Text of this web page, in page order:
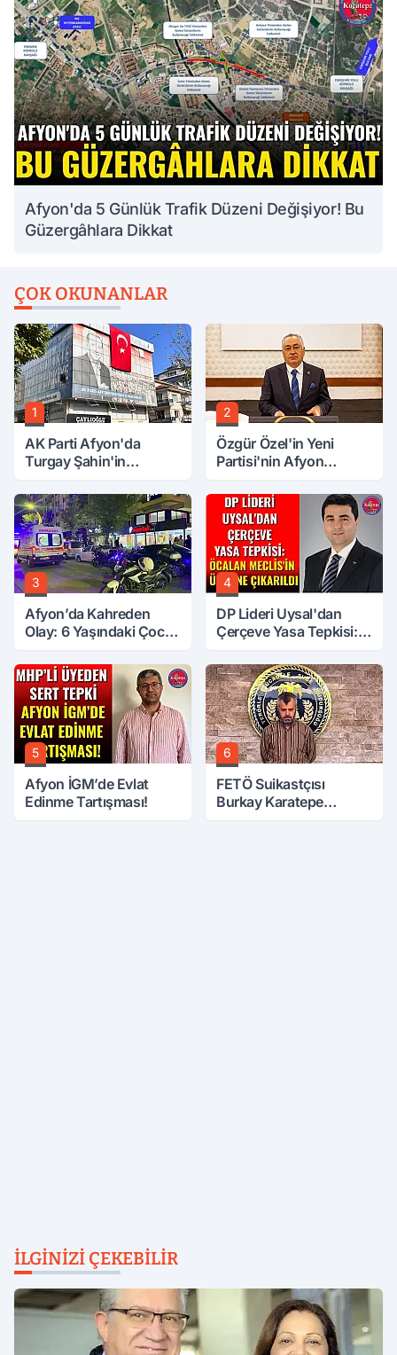
Afyon'da 5 Günlük Trafik Düzeni Değişiyor! Bu
Güzergâhlara Dikkat
ÇOK OKUNANLAR
1
AK Parti Afyon'da
Turgay Şahin'in
2
Özgür Özel'in Yeni
Partisi'nin Afyon
3
Afyon’da Kahreden
Olay: 6 Yaşındaki Çocuk
4
DP Lideri Uysal'dan
Çerçeve Yasa Tepkisi:
Üzerine Çıkarıldı
5
Afyon İGM’de Evlat
Edinme Tartışması!
6
FETÖ Suikastçısı
Burkay Karatepe
İLGINIZI ÇEKEBILIR